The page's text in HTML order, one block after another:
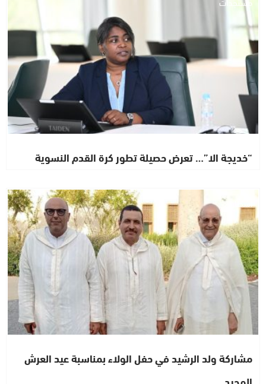
“خديجة الا”… تعرض حصيلة تطور كرة القدم النسوية
اشطاري
مشاركة ولد الرشيد في حفل الولاء بمناسبة عيد العرش